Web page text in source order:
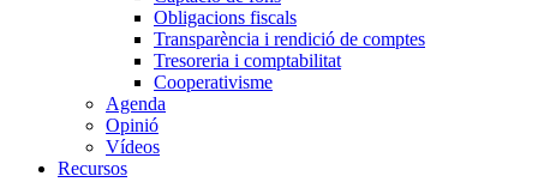
Obligacions fiscals
Transparència i rendició de comptes
Tresoreria i comptabilitat
Cooperativisme
Agenda
Opinió
Vídeos
Recursos